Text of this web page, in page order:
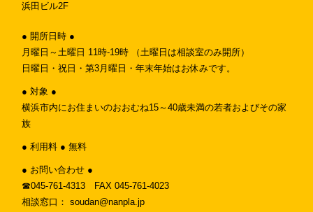
浜田ビル2F
● 開所日時 ●
月曜日～土曜日 11時-19時 （土曜日は相談室のみ開所）
日曜日・祝日・第3月曜日・年末年始はお休みです。
● 対象 ●
横浜市内にお住まいのおおむね15～40歳未満の若者およびその家
族
● 利用料 ● 無料
● お問い合わせ ●
☎︎045-761-4313 FAX 045-761-4023
相談窓口： soudan@nanpla.jp